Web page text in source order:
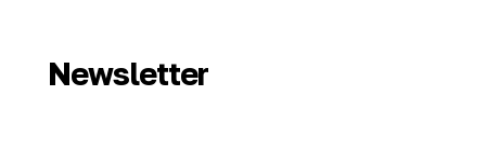
Newsletter